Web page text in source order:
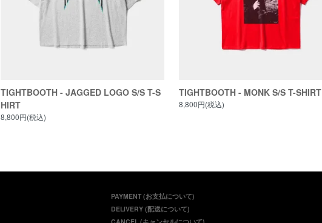
TIGHTBOOTH - JAGGED LOGO S/S T-S
HIRT
8,800円(税込)
TIGHTBOOTH - MONK S/S T-SHIRT
8,800円(税込)
PAYMENT (お支払について)
DELIVERY (配送について)